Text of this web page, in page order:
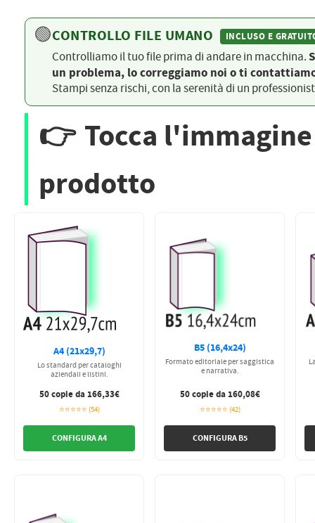
DORSALI TARGHE
PETTORALI NUMERI DA
GARA
PETTORALI CON NOME ATLETA
🟢CONTROLLO FILE UMANO INCLUSO E
Controlliamo il tuo file prima di andare in macchina.
un problema, lo correggiamo noi o ti
Stampi senza rischi, con la serenità di un
👉 Tocca
prodotto
A4 (21x29,7)
Lo standard per cataloghi
aziendali e listini.
50 copie da 166,33€
⭐⭐⭐⭐⭐ (54)
CONFIGURA A4
B5 (16,4x24)
Formato editoriale per saggistica
e narrativa.
50 copie da 160,08€
⭐⭐⭐⭐⭐ (42)
CONFIGURA B5